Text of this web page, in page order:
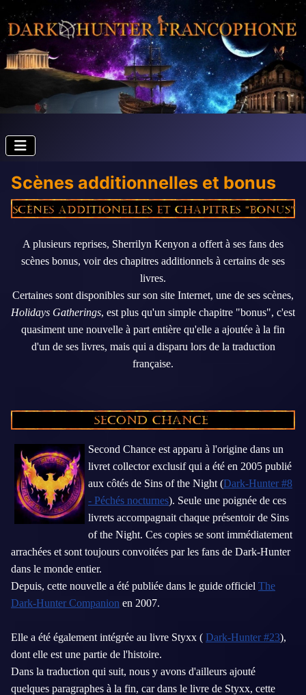
Scènes additionnelles et bonus
A plusieurs reprises, Sherrilyn Kenyon a offert à ses fans des
scènes bonus, voir des chapitres additionnels à certains de ses
livres.
Certaines sont disponibles sur son site Internet, une de ses scènes,
Holidays Gatherings, est plus qu'un simple chapitre "bonus", c'est
quasiment une nouvelle à part entière qu'elle a ajoutée à la fin
d'un de ses livres, mais qui a disparu lors de la traduction
française.
Second Chance est apparu à l'origine dans un
livret collector exclusif qui a été en 2005 publié
aux côtés de Sins of the Night (Dark-Hunter #8
- Péchés nocturnes). Seule une poignée de ces
livrets accompagnait chaque présentoir de Sins
of the Night. Ces copies se sont immédiatement
arrachées et sont toujours convoitées par les fans de Dark-Hunter
dans le monde entier.
Depuis, cette nouvelle a été publiée dans le guide officiel The
Dark-Hunter Companion en 2007.
Elle a été également intégrée au livre Styxx ( Dark-Hunter #23),
dont elle est une partie de l'histoire.
Dans la traduction qui suit, nous y avons d'ailleurs ajouté
quelques paragraphes à la fin, car dans le livre de Styxx, cette